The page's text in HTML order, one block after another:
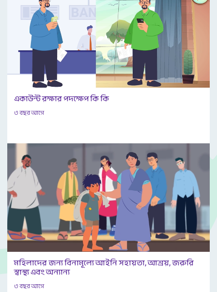
একাউন্ট রক্ষার পদক্ষেপ কি কি
৩ বছর আগে
মহিলাদের জন্য বিনামূল্যে আইনি সহায়তা, আশ্রয়, জরুরি
স্বাস্থ্য এবং অন্যান্য
৩ বছর আগে